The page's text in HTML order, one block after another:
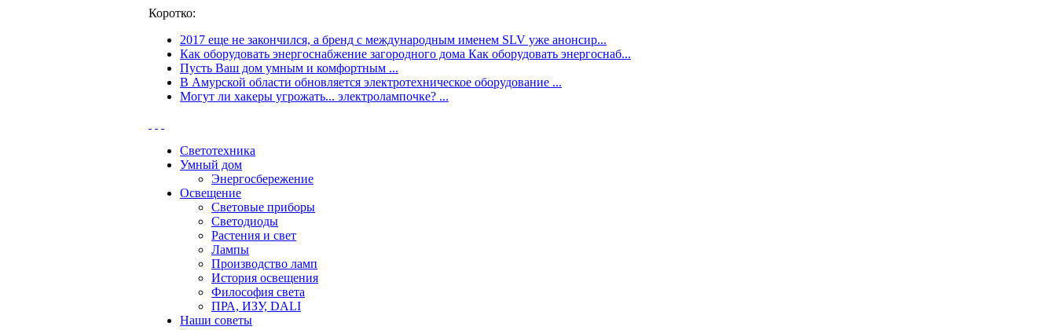
Коротко:
2017 еще не закончился, а бренд с международным именем SLV уже анонсир...
Как оборудовать энергоснабжение загородного дома Как оборудовать энергоснаб...
Пусть Ваш дом умным и комфортным ...
В Амурской области обновляется электротехническое оборудование ...
Могут ли хакеры угрожать... электролампочке? ...
Светотехника
Умный дом
Энергосбережение
Освещение
Световые приборы
Светодиоды
Растения и свет
Лампы
Производство ламп
История освещения
Философия света
ПРА, ИЗУ, DALI
Наши советы